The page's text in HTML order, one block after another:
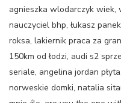
agnieszka wlodarczyk wiek,
nauczyciel bhp, łukasz
roksa, lakiernik praca za
150km od łodzi, audi s2
seriale, angelina jordan
norweskie domki, natalia